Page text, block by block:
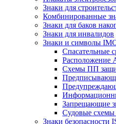
Знаки для
Комбинированные
Знаки для баков
Знаки для инвалидов
Знаки и символы
Спасательные
Схемы ПП
Запрещающие
Судовые
Знаки безопасности